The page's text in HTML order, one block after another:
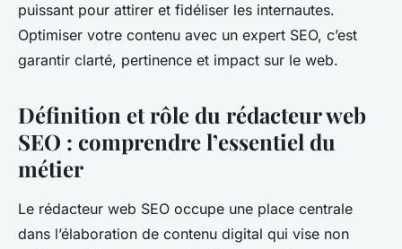
puissant pour attirer et fidéliser les internautes.
Optimiser votre contenu avec un expert SEO, c’est
garantir clarté, pertinence et impact sur le web.
Définition et rôle du rédacteur web
SEO : comprendre l’essentiel du
métier
Le rédacteur web SEO occupe une place centrale
dans l’élaboration de contenu digital qui vise non